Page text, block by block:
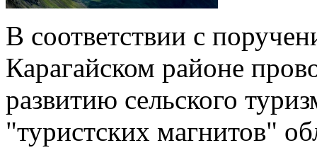
В соответствии с
Карагайском районе
развитию сельского
"туристских магнитов"